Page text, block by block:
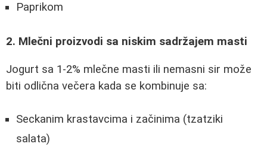
Paprikom
2. Mlečni proizvodi sa niskim sadržajem masti
Jogurt sa 1-2% mlečne masti ili nemasni sir može
biti odlična večera kada se kombinuje sa:
Seckanim krastavcima i začinima (tzatziki
salata)